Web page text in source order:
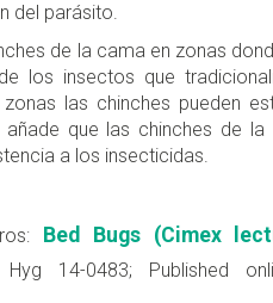
del parásito.
de la cama en zonas
los insectos que
las chinches pueden
que las chinches de
a los insecticidas.
Bed Bugs (Cimex
14-0483; Published